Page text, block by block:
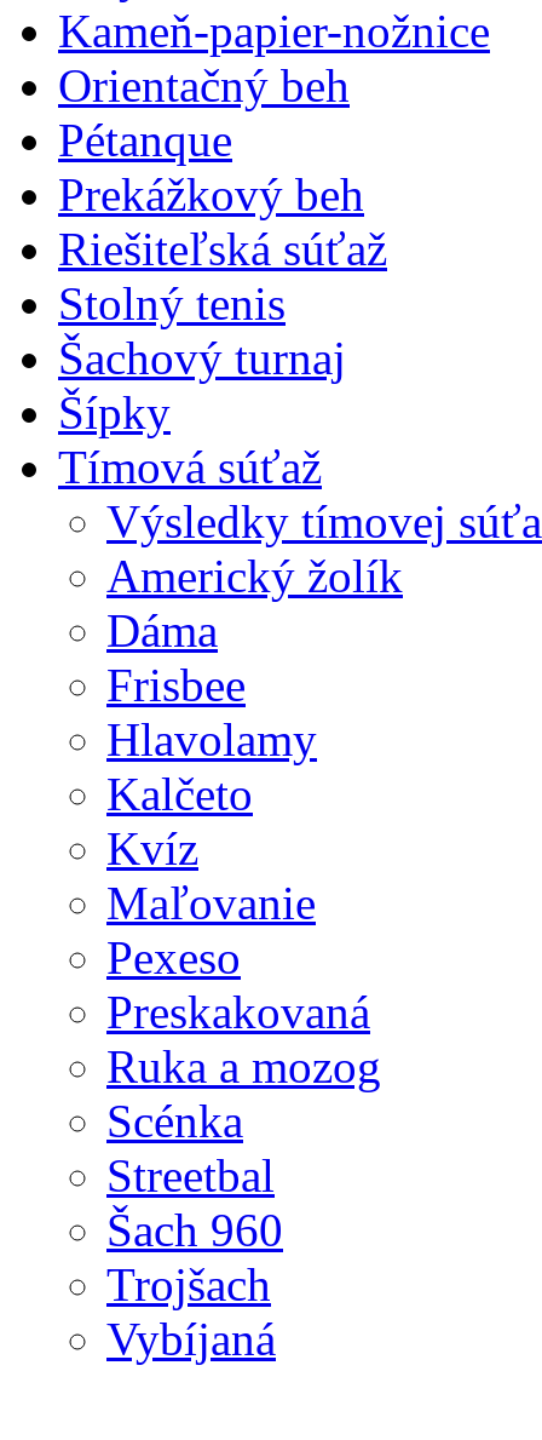
Kameň-papier-nožnice
Orientačný beh
Pétanque
Prekážkový beh
Riešiteľská súťaž
Stolný tenis
Šachový turnaj
Šípky
Tímová súťaž
Výsledky tímovej
Americký žolík
Dáma
Frisbee
Hlavolamy
Kalčeto
Kvíz
Maľovanie
Pexeso
Preskakovaná
Ruka a mozog
Scénka
Streetbal
Šach 960
Trojšach
Vybíjaná